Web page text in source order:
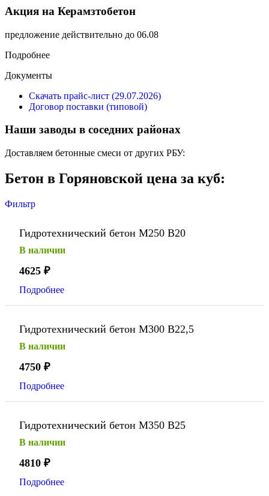
Акция на Керамзтобетон
предложение действительно до 06.08
Подробнее
Документы
Скачать прайс-лист (29.07.2026)
Договор поставки (типовой)
Наши заводы в соседних районах
Доставляем бетонные смеси от других РБУ:
Бетон в Горяновской цена за куб:
Фильтр
Гидротехнический бетон М250 В20
В наличии
4625 ₽
Подробнее
Гидротехнический бетон М300 В22,5
В наличии
4750 ₽
Подробнее
Гидротехнический бетон М350 В25
В наличии
4810 ₽
Подробнее